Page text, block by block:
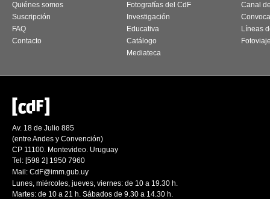
Quiénes somos
Suscripción
FAQ
Contacto
Fotografías del CdF
Investigación
Educativa
Catálogo
Mediateca
Canal
Líneas
Av. 18 de Julio 885
(entre Andes y Convención)
CP 11100. Montevideo. Uruguay
Tel: [598 2] 1950 7960
Mail: CdF@imm.gub.uy
Lunes, miércoles, jueves, viernes: de 10 a 19.30 h.
Martes: de 10 a 21 h. Sábados de 9.30 a 14.30 h.